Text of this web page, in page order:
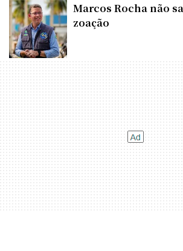
Marcos Rocha não
zoação